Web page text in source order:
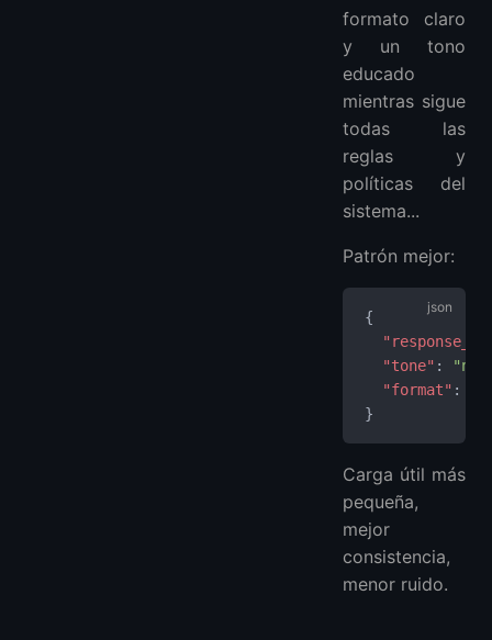
formato claro
y un tono
educado
mientras sigue
todas las
reglas y
políticas del
sistema...
Patrón mejor:
{
  "tone"
:
  "format"
:
}
Carga útil más
pequeña,
mejor
consistencia,
menor ruido.